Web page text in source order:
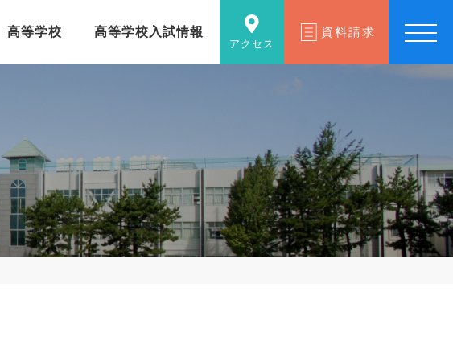
高等学校 高等学校入試情報
アクセス
資料請求